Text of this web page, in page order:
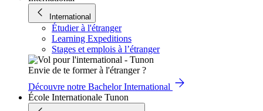
International
Étudier à l'étranger
Learning Expeditions
Stages et emplois à l’étranger
Envie de te former à l'étranger ?
Découvre notre Bachelor International
École Internationale Tunon